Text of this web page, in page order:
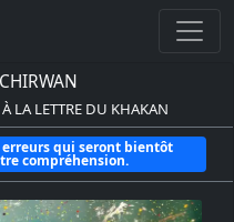
LA LETTRE DU KHAKAN
qui seront bientôt
compréhension.